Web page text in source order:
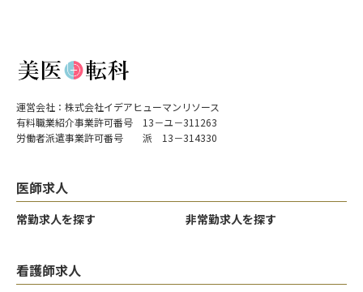
運営会社：株式会社イデアヒューマンリソース
有料職業紹介事業許可番号 13－ユ－311263
労働者派遣事業許可番号 派 13－314330
医師求人
常勤求人を探す 非常勤求人を探す
看護師求人